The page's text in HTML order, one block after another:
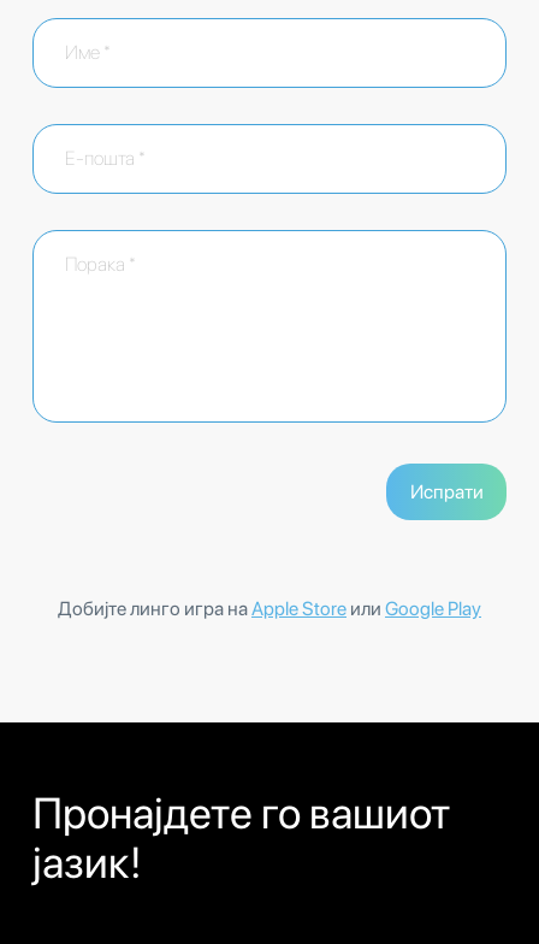
Добијте линго игра наApple Store или Google Play
Пронајдете го вашиот
јазик!